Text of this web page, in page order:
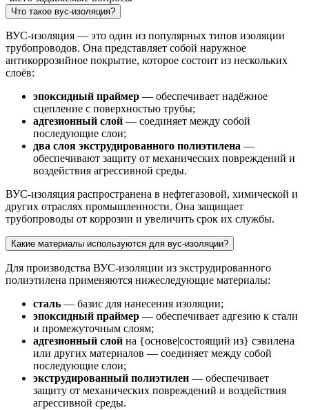
Что такое вус-изоляция?
ВУС-изоляция — это один из популярных типов изоляции
трубопроводов. Она представляет собой наружное
антикоррозийное покрытие, которое состоит из нескольких
слоёв:
эпоксидный праймер — обеспечивает надёжное
сцепление с поверхностью трубы;
адгезионный слой — соединяет между собой
последующие слои;
два слоя экструдированного полиэтилена —
обеспечивают защиту от механических повреждений и
воздействия агрессивной среды.
ВУС-изоляция распространена в нефтегазовой, химической и
других отраслях промышленности. Она защищает
трубопроводы от коррозии и увеличить срок их службы.
Какие материалы используются для вус-изоляции?
Для производства ВУС-изоляции из экструдированного
полиэтилена применяются нижеследующие материалы:
сталь — базис для нанесения изоляции;
эпоксидный праймер — обеспечивает адгезию к стали
и промежуточным слоям;
адгезионный слой на {основе|состоящий из} сэвилена
или других материалов — соединяет между собой
последующие слои;
экструдированный полиэтилен — обеспечивает
защиту от механических повреждений и воздействия
агрессивной среды.